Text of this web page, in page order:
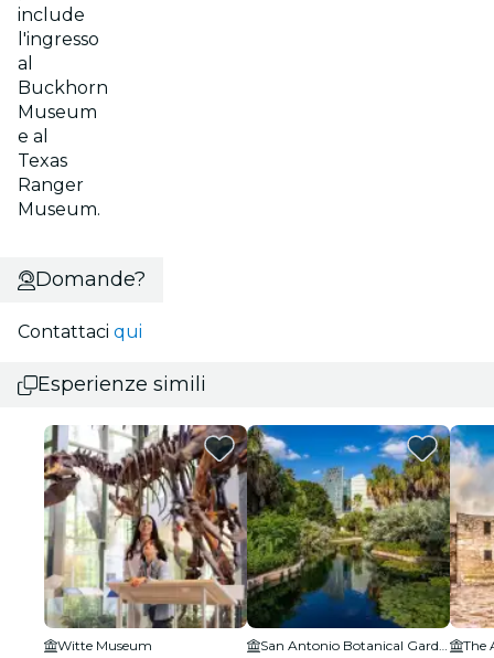
include
l'ingresso
al
Buckhorn
Museum
e al
Texas
Ranger
Museum.
Domande?
Contattaci qui
Esperienze simili
Witte Museum
San Antonio Botanical Gardens
The